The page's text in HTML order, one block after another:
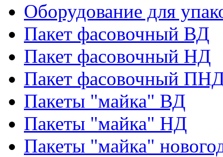
Оборудование для
Пакет фасовочный ВД
Пакет фасовочный НД
Пакет фасовочный
Пакеты "майка" ВД
Пакеты "майка" НД
Пакеты "майка"